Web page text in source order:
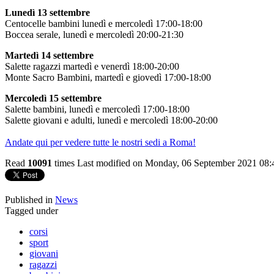
Lunedì 13 settembre
Centocelle bambini lunedì e mercoledì 17:00-18:00
Boccea serale, lunedì e mercoledì 20:00-21:30
Martedì 14 settembre
Salette ragazzi martedì e venerdì 18:00-20:00
Monte Sacro Bambini, martedì e giovedì 17:00-18:00
Mercoledì 15 settembre
Salette bambini, lunedì e mercoledì 17:00-18:00
Salette giovani e adulti, lunedì e mercoledì 18:00-20:00
Andate qui per vedere tutte le nostri sedi a Roma!
Read 10091 times Last modified on Monday, 06 September 2021
Published in News
Tagged under
corsi
sport
giovani
ragazzi